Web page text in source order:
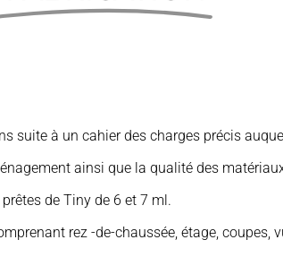
suite à un cahier des charges précis
ainsi que la qualité des
de Tiny de 6 et 7 ml.
rez -de-chaussée, étage, coupes,